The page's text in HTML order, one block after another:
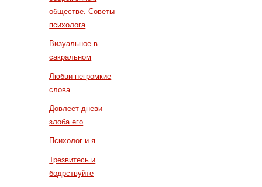
обществе. Советы
психолога
Визуальное в
сакральном
Любви негромкие
слова
Довлеет дневи
злоба его
Психолог и я
Трезвитесь и
бодрствуйте